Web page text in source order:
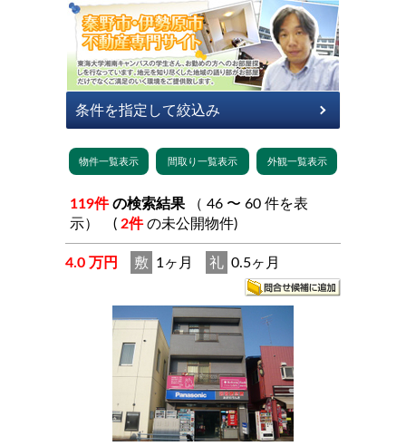
119件 の検索結果
示） ( 2件 の未公開物件)
4.0 万円 敷 1ヶ月 礼 0.5ヶ月